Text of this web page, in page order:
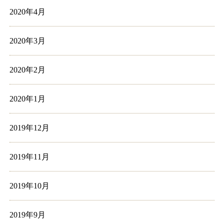
2020年4月
2020年3月
2020年2月
2020年1月
2019年12月
2019年11月
2019年10月
2019年9月